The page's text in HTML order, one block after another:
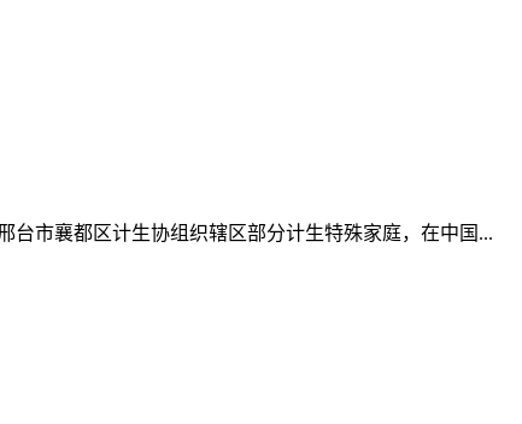
市襄都区计生协组织辖区部分计生特殊家庭，在中国...